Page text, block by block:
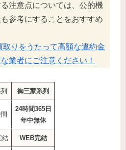
注意点については、公的機
参考にすることをおすすめ
取りをうたって高額な違約金
業者にご注意ください！
御三家系列
24時間365日
年中無休
結 WEB完結